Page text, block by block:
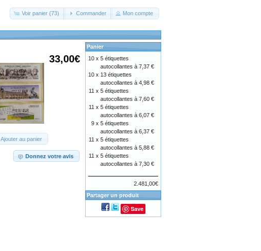
Voir panier (73) Commander Mon compte
33,00€
Ajouter au panier
Donnez votre avis
Panier
10 x 5 étiquettes
autocollantes à 7,37 €
10 x 13 étiquettes
autocollantes à 4,98 €
11 x 5 étiquettes
autocollantes à 7,60 €
11 x 5 étiquettes
autocollantes à 6,07 €
9 x 5 étiquettes
autocollantes à 6,37 €
11 x 5 étiquettes
autocollantes à 5,88 €
11 x 5 étiquettes
autocollantes à 7,30 €
2.481,00€
Partager un produit
Save